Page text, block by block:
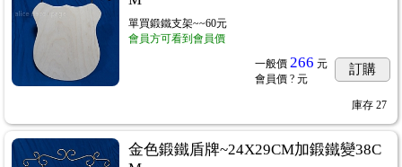
單買鍛鐵支架~~60元
會員方可看到會員價
一般價 266 元
會員價 ? 元
訂購
庫存 27
金色鍛鐵盾牌~24X29CM加鍛鐵變38C